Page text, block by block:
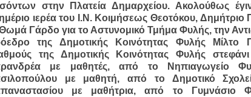
στην Πλατεία Δημαρχείου. Ακολούθως
ιερέα του Ι.Ν. Κοιμήσεως Θεοτόκου,
Θωμά Γάρδο για το Αστυνομικό Τμήμα Φυλής, την
της Δημοτικής Κοινότητας Φυλής Μίλτο
της Δημοτικής Κοινότητας Φυλής
με μαθητές, από το Νηπιαγωγείο
με μαθητή, από το Δημοτικό
με μαθήτρια, από το Γυμνάσιο